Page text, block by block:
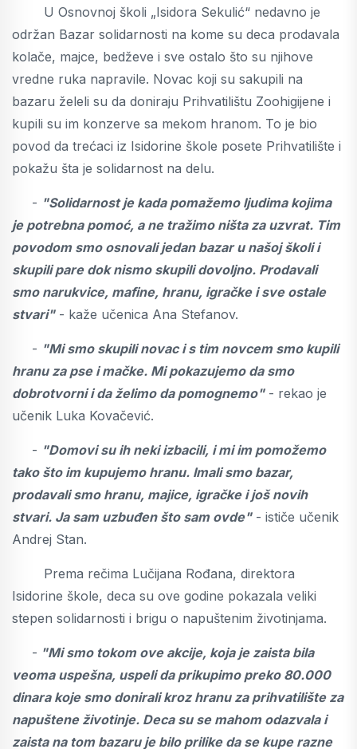
U Osnovnoj školi „Isidora Sekulić“ nedavno je
održan Bazar solidarnosti na kome su deca prodavala
kolače, majce, bedževe i sve ostalo što su njihove
vredne ruka napravile. Novac koji su sakupili na
bazaru želeli su da doniraju Prihvatilištu Zoohigijene i
kupili su im konzerve sa mekom hranom. To je bio
povod da trećaci iz Isidorine škole posete Prihvatilište i
pokažu šta je solidarnost na delu.
- "Solidarnost je kada pomažemo ljudima kojima
je potrebna pomoć, a ne tražimo ništa za uzvrat. Tim
povodom smo osnovali jedan bazar u našoj školi i
skupili pare dok nismo skupili dovoljno. Prodavali
smo narukvice, mafine, hranu, igračke i sve ostale
stvari"- kaže učenica Ana Stefanov.
- "Mi smo skupili novac i s tim novcem smo kupili
hranu za pse i mačke. Mi pokazujemo da smo
dobrotvorni i da želimo da pomognemo"- rekao je
učenik Luka Kovačević.
- "Domovi su ih neki izbacili, i mi im pomožemo
tako što im kupujemo hranu. Imali smo bazar,
prodavali smo hranu, majice, igračke i još novih
stvari. Ja sam uzbuđen što sam ovde"- ističe učenik
Andrej Stan.
Prema rečima Lučijana Rođana, direktora
Isidorine škole, deca su ove godine pokazala veliki
stepen solidarnosti i brigu o napuštenim životinjama.
- "Mi smo tokom ove akcije, koja je zaista bila
veoma uspešna, uspeli da prikupimo preko 80.000
dinara koje smo donirali kroz hranu za prihvatilište za
napuštene životinje. Deca su se mahom odazvala i
zaista na tom bazaru je bilo prilike da se kupe razne